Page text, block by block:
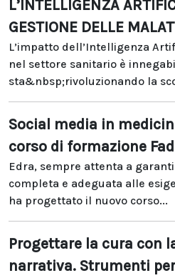
L’INTELLIGENZA
GESTIONE DELLE
L’impatto dell’Intelligenza
nel settore sanitario è
sta&nbsp;rivoluzionando la
Social media in
corso di formazione Fad
Edra, sempre attenta a
completa e adeguata alle
ha progettato il nuovo corso...
Progettare la cura con
narrativa. Strumenti